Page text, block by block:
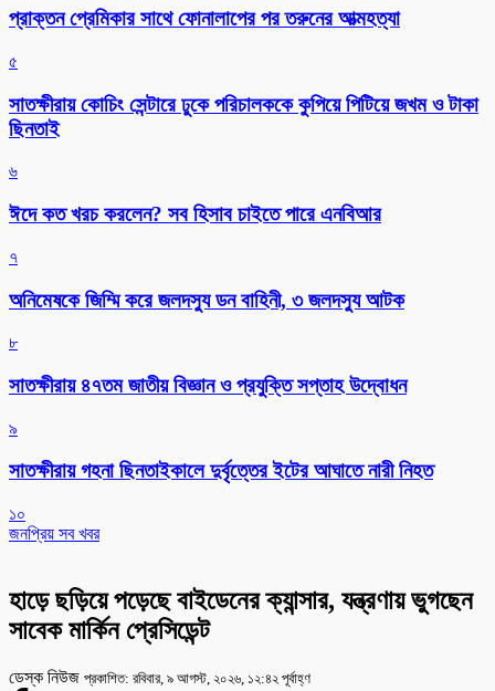
প্রাক্তন প্রেমিকার সাথে ফোনালাপের পর তরুনের আত্মহত্যা
৫
সাতক্ষীরায় কোচিং সেন্টারে ঢুকে পরিচালককে কুপিয়ে পিটিয়ে জখম ও টাকা
ছিনতাই
৬
ঈদে কত খরচ করলেন? সব হিসাব চাইতে পারে এনবিআর
৭
অনিমেষকে জিম্মি করে জলদস্যু ডন বাহিনী, ৩ জলদস্যু আটক
৮
সাতক্ষীরায় ৪৭তম জাতীয় বিজ্ঞান ও প্রযুক্তি সপ্তাহ উদ্বোধন
৯
সাতক্ষীরায় গহনা ছিনতাইকালে দুর্বৃত্তের ইটের আঘাতে নারী নিহত
১০
জনপ্রিয় সব খবর
হাড়ে ছড়িয়ে পড়েছে বাইডেনের ক্যান্সার, যন্ত্রণায় ভুগছেন
সাবেক মার্কিন প্রেসিডেন্ট
ডেস্ক নিউজ প্রকাশিত: রবিবার, ৯ আগস্ট, ২০২৬, ১২:৪২ পূর্বাহ্ণ